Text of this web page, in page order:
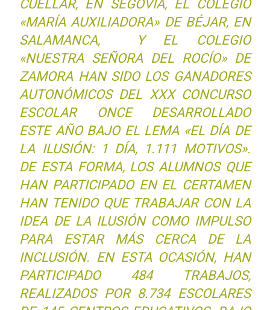
CUÉLLAR, EN SEGOVIA, EL COLEGIO
«MARÍA AUXILIADORA» DE BÉJAR, EN
SALAMANCA, Y EL COLEGIO
«NUESTRA SEÑORA DEL ROCÍO» DE
ZAMORA HAN SIDO LOS GANADORES
AUTONÓMICOS DEL XXX CONCURSO
ESCOLAR ONCE DESARROLLADO
ESTE AÑO BAJO EL LEMA «EL DÍA DE
LA ILUSIÓN: 1 DÍA, 1.111 MOTIVOS».
DE ESTA FORMA, LOS ALUMNOS QUE
HAN PARTICIPADO EN EL CERTAMEN
HAN TENIDO QUE TRABAJAR CON LA
IDEA DE LA ILUSIÓN COMO IMPULSO
PARA ESTAR MÁS CERCA DE LA
INCLUSIÓN. EN ESTA OCASIÓN, HAN
PARTICIPADO 484 TRABAJOS,
REALIZADOS POR 8.734 ESCOLARES